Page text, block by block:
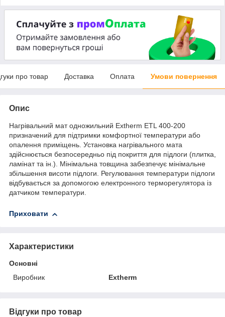
про товар Доставка Оплата Умови повернення
Опис
Нагрівальний мат одножильний Extherm ETL 400-200
призначений для підтримки комфортної температури або
опалення приміщень. Установка нагрівального мата
здійснюється безпосередньо під покриття для підлоги (плитка,
ламінат та ін.). Мінімальна товщина забезпечує мінімальне
збільшення висоти підлоги. Регулювання температури підлоги
відбувається за допомогою електронного терморегулятора із
датчиком температури.
Приховати
Характеристики
Основні
Виробник
Extherm
Відгуки про товар